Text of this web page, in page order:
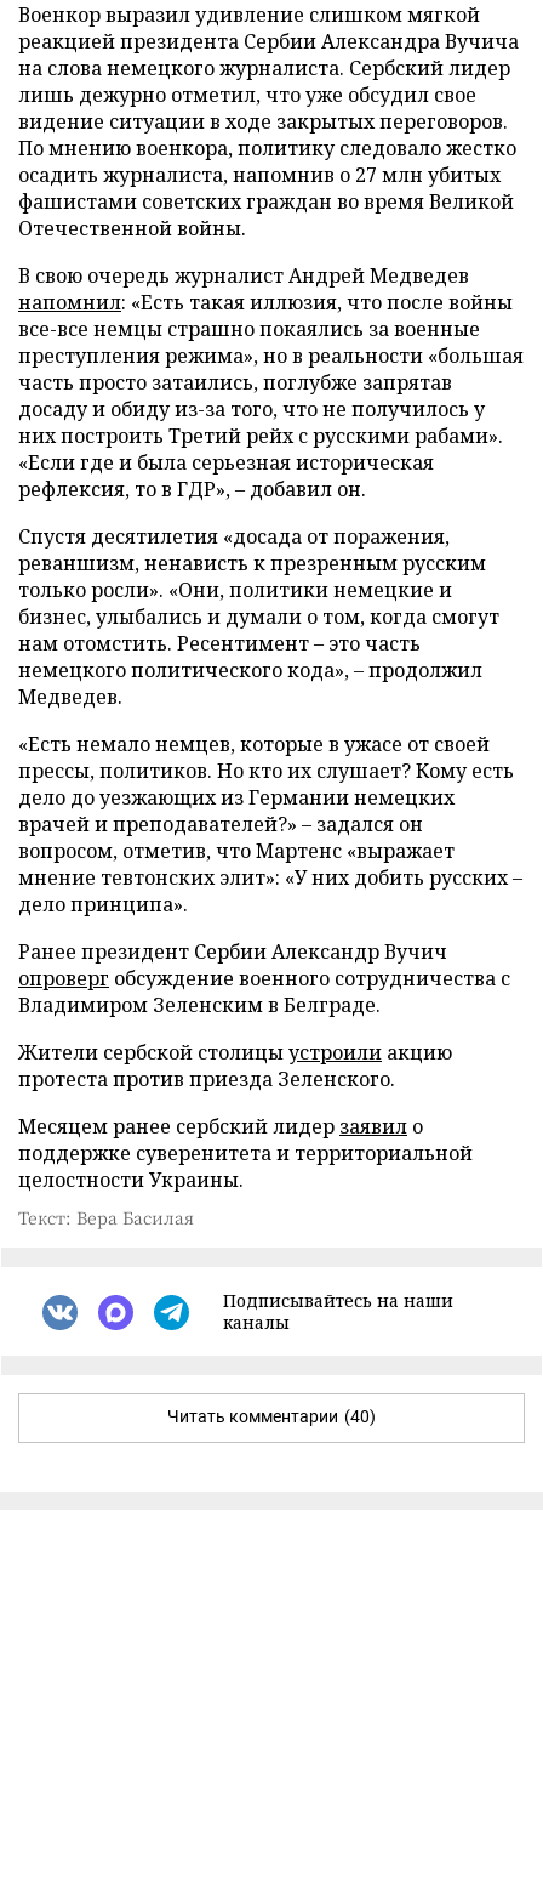
Военкор выразил удивление слишком мягкой
реакцией президента Сербии Александра Вучича
на слова немецкого журналиста. Сербский лидер
лишь дежурно отметил, что уже обсудил свое
видение ситуации в ходе закрытых переговоров.
По мнению военкора, политику следовало жестко
осадить журналиста, напомнив о 27 млн убитых
фашистами советских граждан во время Великой
Отечественной войны.
В свою очередь журналист Андрей Медведев
напомнил: «Есть такая иллюзия, что после войны
все-все немцы страшно покаялись за военные
преступления режима», но в реальности «большая
часть просто затаились, поглубже запрятав
досаду и обиду из-за того, что не получилось у
них построить Третий рейх с русскими рабами».
«Если где и была серьезная историческая
рефлексия, то в ГДР», – добавил он.
Спустя десятилетия «досада от поражения,
реваншизм, ненависть к презренным русским
только росли». «Они, политики немецкие и
бизнес, улыбались и думали о том, когда смогут
нам отомстить. Ресентимент – это часть
немецкого политического кода», – продолжил
Медведев.
«Есть немало немцев, которые в ужасе от своей
прессы, политиков. Но кто их слушает? Кому есть
дело до уезжающих из Германии немецких
врачей и преподавателей?» – задался он
вопросом, отметив, что Мартенс «выражает
мнение тевтонских элит»: «У них добить русских –
дело принципа».
Ранее президент Сербии Александр Вучич
опроверг обсуждение военного сотрудничества с
Владимиром Зеленским в Белграде.
Жители сербской столицыустроили акцию
протеста против приезда Зеленского.
Месяцем ранее сербский лидер заявил о
поддержке суверенитета и территориальной
целостности Украины.
Текст: Вера Басилая
Подписывайтесь на наши
каналы
Читать комментарии (40)